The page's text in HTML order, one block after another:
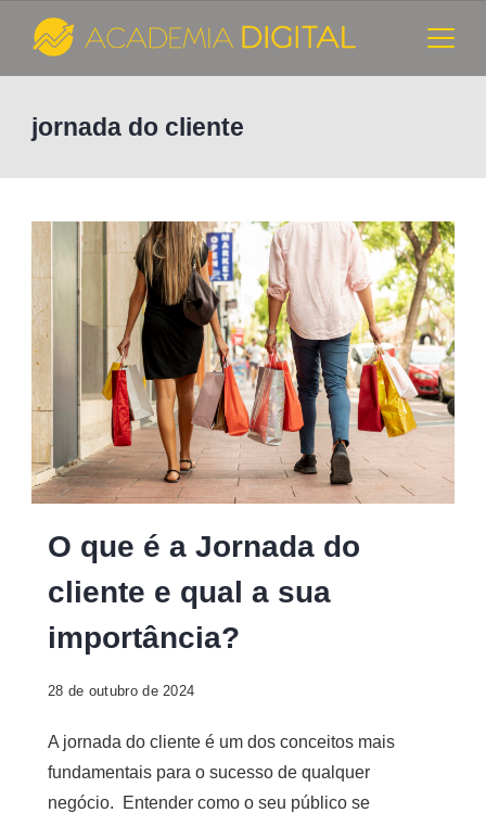
content
e
de
Marketing
Digital
-
Academia
Digital
jornada do cliente
O que é a Jornada do
cliente e qual a sua
importância?
28 de outubro de 2024
A jornada do cliente é um dos conceitos mais
fundamentais para o sucesso de qualquer
negócio. Entender como o seu público se